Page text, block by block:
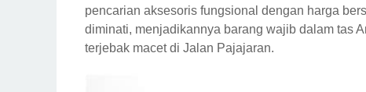
pencarian aksesoris fungsional dengan harga
diminati, menjadikannya barang wajib dalam tas
terjebak macet di Jalan Pajajaran.